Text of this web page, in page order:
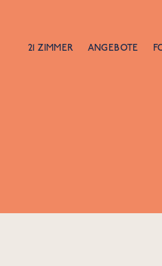
21 ZIMMER ANGEBOTE